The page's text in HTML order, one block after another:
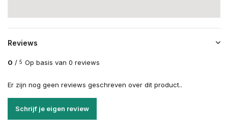
Reviews
0 / 5 Op basis van 0 reviews
Er zijn nog geen reviews geschreven over dit product..
Schrijf je eigen review